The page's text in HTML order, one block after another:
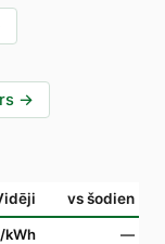
→
vs šodien
/kWh
—